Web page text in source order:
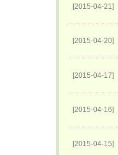
[2015-04-21]
[2015-04-20]
[2015-04-17]
[2015-04-16]
[2015-04-15]